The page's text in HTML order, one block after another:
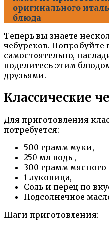
оригинального
блюда
Теперь вы знаете
чебуреков. Попробуйте
самостоятельно,
поделитесь этим
друзьями.
Классические
Для приготовления
потребуется:
500 грамм муки,
250 мл воды,
300 грамм
1 луковица,
Соль и перец по
Подсолнечное
Шаги приготовления: